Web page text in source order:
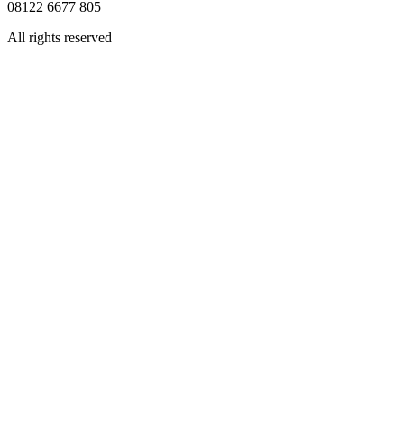
08122 6677 805
All rights reserved